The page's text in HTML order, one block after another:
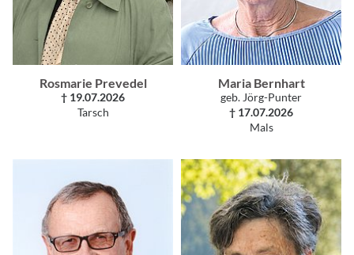
Rosmarie Prevedel
† 19.07.2026
Tarsch
Maria Bernhart
geb. Jörg-Punter
† 17.07.2026
Mals